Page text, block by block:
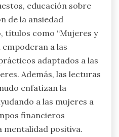
educación sobre
de la ansiedad
títulos como “Mujeres y
empoderan a las
adaptados a las
Además, las lecturas
enfatizan la
a las mujeres a
financieros
mentalidad positiva.